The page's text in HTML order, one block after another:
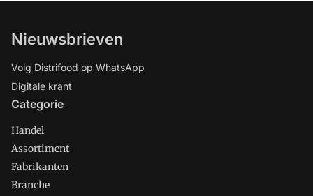
Nieuwsbrieven
Volg Distrifood op WhatsApp
Digitale krant
Categorie
Handel
Assortiment
Fabrikanten
Branche